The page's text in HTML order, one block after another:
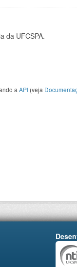
da UFCSPA.
a API (veja